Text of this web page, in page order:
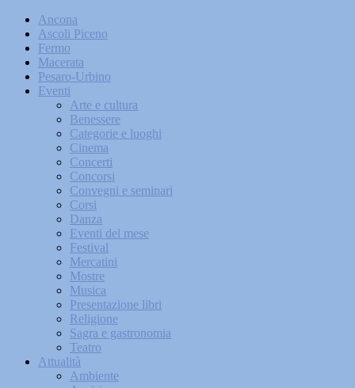
Ancona
Ascoli Piceno
Fermo
Macerata
Pesaro-Urbino
Eventi
Arte e cultura
Benessere
Categorie e luoghi
Cinema
Concerti
Concorsi
Convegni e seminari
Corsi
Danza
Eventi del mese
Festival
Mercatini
Mostre
Musica
Presentazione libri
Religione
Sagra e gastronomia
Teatro
Attualità
Ambiente